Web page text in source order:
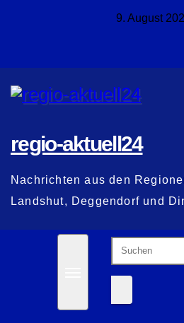
9. August
regio-aktuell24
Nachrichten aus den
Landshut, Deggendorf und